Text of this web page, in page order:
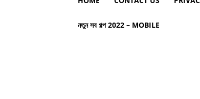
নতুন সব গল্প 2022 – MOBILE